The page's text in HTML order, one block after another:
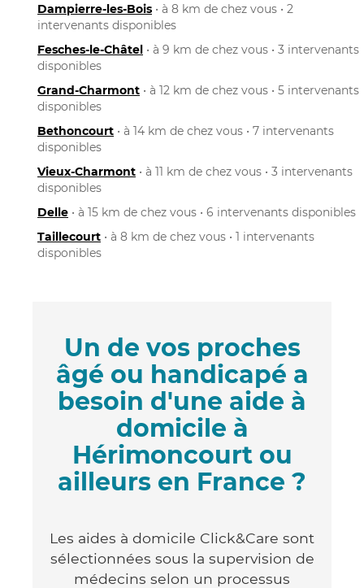
Dampierre-les-Bois • à 8 km de chez vous • 2
intervenants disponibles
Fesches-le-Châtel • à 9 km de chez vous • 3 intervenants
disponibles
Grand-Charmont • à 12 km de chez vous • 5 intervenants
disponibles
Bethoncourt • à 14 km de chez vous • 7 intervenants
disponibles
Vieux-Charmont • à 11 km de chez vous • 3 intervenants
disponibles
Delle • à 15 km de chez vous • 6 intervenants disponibles
Taillecourt • à 8 km de chez vous • 1 intervenants
disponibles
Un de vos proches
âgé ou handicapé a
besoin d'une aide à
domicile à
Hérimoncourt ou
ailleurs en France ?
Les aides à domicile Click&Care sont
sélectionnées sous la supervision de
médecins selon un processus